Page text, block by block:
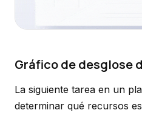
Gráfico de desglose
La siguiente tarea en un
determinar qué recursos